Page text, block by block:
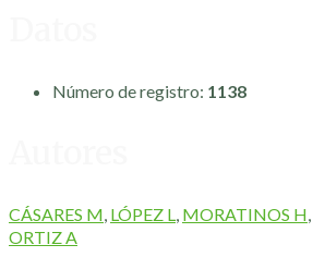
Número de registro: 1138
CÁSARES M LÓPEZ L MORATINOS H
ORTIZ A